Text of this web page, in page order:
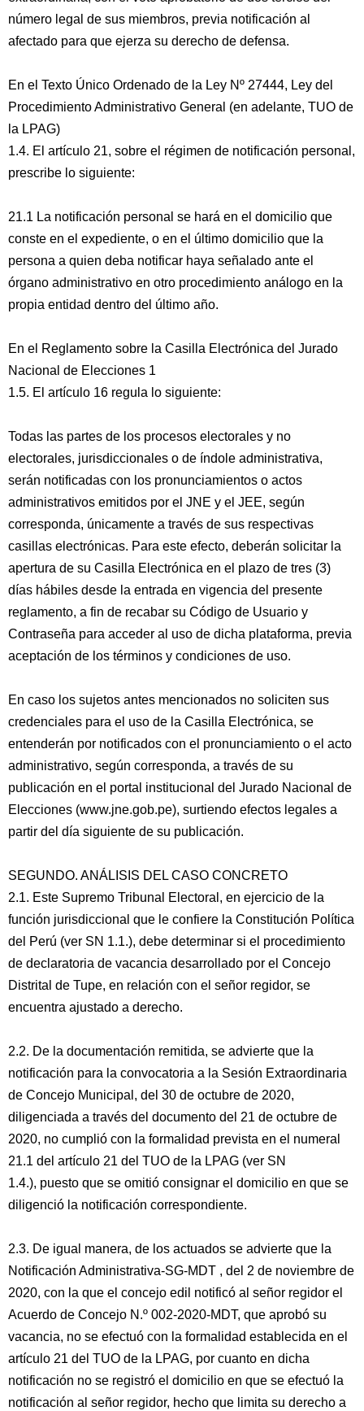
número legal de sus miembros, previa notificación al
afectado para que ejerza su derecho de defensa.
En el Texto Único Ordenado de la Ley Nº 27444, Ley del
Procedimiento Administrativo General (en adelante, TUO de
la LPAG)
1.4. El artículo 21, sobre el régimen de notificación personal,
prescribe lo siguiente:
21.1 La notificación personal se hará en el domicilio que
conste en el expediente, o en el último domicilio que la
persona a quien deba notificar haya señalado ante el
órgano administrativo en otro procedimiento análogo en la
propia entidad dentro del último año.
En el Reglamento sobre la Casilla Electrónica del Jurado
Nacional de Elecciones 1
1.5. El artículo 16 regula lo siguiente:
Todas las partes de los procesos electorales y no
electorales, jurisdiccionales o de índole administrativa,
serán notificadas con los pronunciamientos o actos
administrativos emitidos por el JNE y el JEE, según
corresponda, únicamente a través de sus respectivas
casillas electrónicas. Para este efecto, deberán solicitar la
apertura de su Casilla Electrónica en el plazo de tres (3)
días hábiles desde la entrada en vigencia del presente
reglamento, a fin de recabar su Código de Usuario y
Contraseña para acceder al uso de dicha plataforma, previa
aceptación de los términos y condiciones de uso.
En caso los sujetos antes mencionados no soliciten sus
credenciales para el uso de la Casilla Electrónica, se
entenderán por notificados con el pronunciamiento o el acto
administrativo, según corresponda, a través de su
publicación en el portal institucional del Jurado Nacional de
Elecciones (www.jne.gob.pe), surtiendo efectos legales a
partir del día siguiente de su publicación.
SEGUNDO. ANÁLISIS DEL CASO CONCRETO
2.1. Este Supremo Tribunal Electoral, en ejercicio de la
función jurisdiccional que le confiere la Constitución Política
del Perú (ver SN 1.1.), debe determinar si el procedimiento
de declaratoria de vacancia desarrollado por el Concejo
Distrital de Tupe, en relación con el señor regidor, se
encuentra ajustado a derecho.
2.2. De la documentación remitida, se advierte que la
notificación para la convocatoria a la Sesión Extraordinaria
de Concejo Municipal, del 30 de octubre de 2020,
diligenciada a través del documento del 21 de octubre de
2020, no cumplió con la formalidad prevista en el numeral
21.1 del artículo 21 del TUO de la LPAG (ver SN
1.4.), puesto que se omitió consignar el domicilio en que se
diligenció la notificación correspondiente.
2.3. De igual manera, de los actuados se advierte que la
Notificación Administrativa-SG-MDT , del 2 de noviembre de
2020, con la que el concejo edil notificó al señor regidor el
Acuerdo de Concejo N.º 002-2020-MDT, que aprobó su
vacancia, no se efectuó con la formalidad establecida en el
artículo 21 del TUO de la LPAG, por cuanto en dicha
notificación no se registró el domicilio en que se efectuó la
notificación al señor regidor, hecho que limita su derecho a